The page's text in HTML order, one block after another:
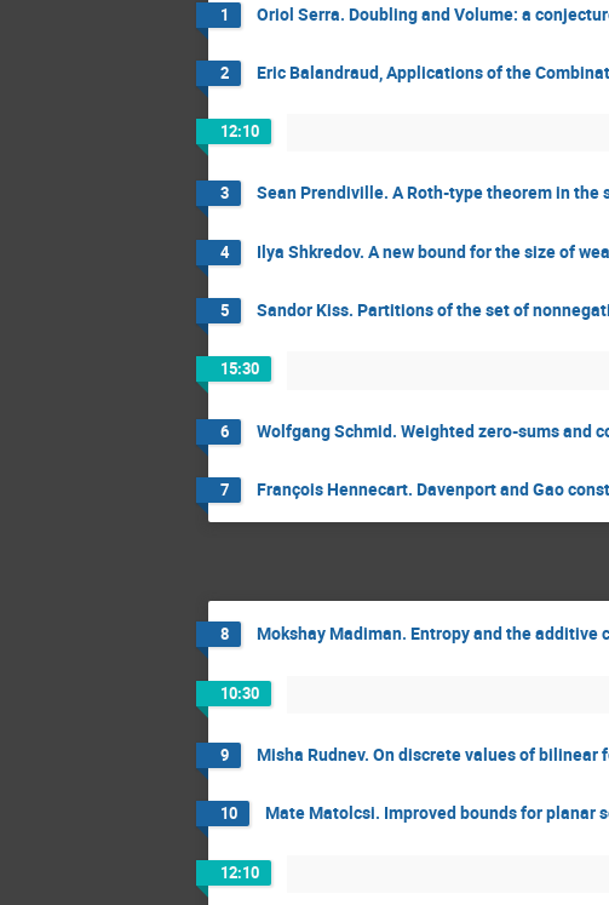
1 Oriol Serra. Doubling and Volume: a
2 Eric Balandraud, Applications of the
12:10
3 Sean Prendiville. A Roth-type theorem in the
4 Ilya Shkredov. A new bound for the size of
5 Sandor Kiss. Partitions of the set of
15:30
6 Wolfgang Schmid. Weighted zero-sums and
7 François Hennecart. Davenport and Gao
8 Mokshay Madiman. Entropy and the
10:30
9 Misha Rudnev. On discrete values of bilinear
10 Mate Matolcsi. Improved bounds for planar
12:10